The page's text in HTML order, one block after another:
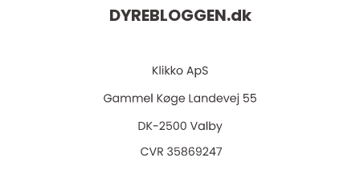
DYREBLOGGEN.dk